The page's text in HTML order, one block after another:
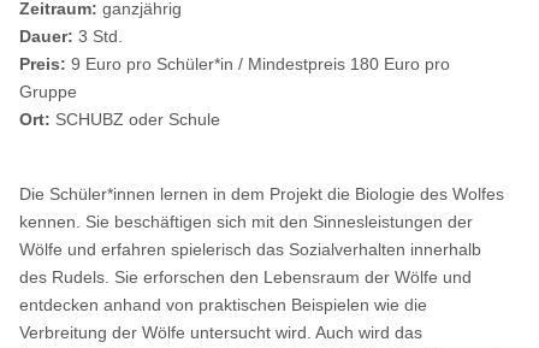
Zeitraum:ganzjährig
Dauer:3 Std.
Preis:9 Euro pro Schüler*in / Mindestpreis 180 Euro pro
Gruppe
Ort: SCHUBZ oder Schule
Die Schüler*innen lernen in dem Projekt die Biologie des Wolfes
kennen. Sie beschäftigen sich mit den Sinnesleistungen der
Wölfe und erfahren spielerisch das Sozialverhalten innerhalb
des Rudels. Sie erforschen den Lebensraum der Wölfe und
entdecken anhand von praktischen Beispielen wie die
Verbreitung der Wölfe untersucht wird. Auch wird das